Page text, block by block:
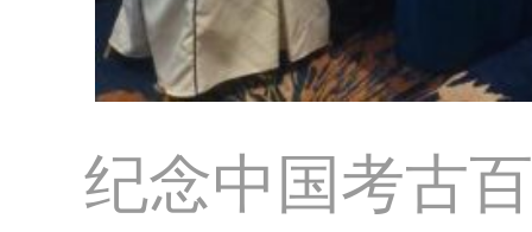
纪念中国考古